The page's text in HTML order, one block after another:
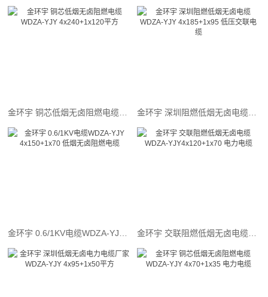
金环宇 深圳阻燃低烟无卤电缆WDZA-YJY 4x185+1x95 低压交联电缆
金环宇 交联阻燃低烟无卤电缆WDZA-YJY4x120+1x70 电力电缆